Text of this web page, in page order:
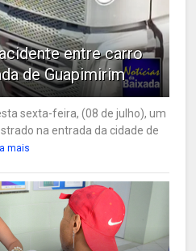
entre carro
de Guapimirim
sexta-feira, (08 de julho), um
na entrada da cidade de
mais